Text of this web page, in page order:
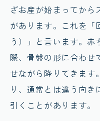
ざお産が始まってから
があります。これを「
う）」と言います。赤
際、骨盤の形に合わせ
せながら降りてきます
り、通常とは違う向
引くことがあります。